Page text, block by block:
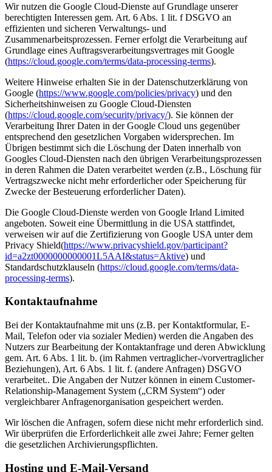
Wir nutzen die Google Cloud-Dienste auf Grundlage unserer
berechtigten Interessen gem. Art. 6 Abs. 1 lit. f DSGVO an
effizienten und sicheren Verwaltungs- und
Zusammenarbeitsprozessen. Ferner erfolgt die Verarbeitung auf
Grundlage eines Auftragsverarbeitungsvertrages mit Google
(https://cloud.google.com/terms/data-processing-terms).
Weitere Hinweise erhalten Sie in der Datenschutzerklärung von
Google (https://www.google.com/policies/privacy) und den
Sicherheitshinweisen zu Google Cloud-Diensten
(https://cloud.google.com/security/privacy/). Sie können der
Verarbeitung Ihrer Daten in der Google Cloud uns gegenüber
entsprechend den gesetzlichen Vorgaben widersprechen. Im
Übrigen bestimmt sich die Löschung der Daten innerhalb von
Googles Cloud-Diensten nach den übrigen Verarbeitungsprozessen
in deren Rahmen die Daten verarbeitet werden (z.B., Löschung für
Vertragszwecke nicht mehr erforderlicher oder Speicherung für
Zwecke der Besteuerung erforderlicher Daten).
Die Google Cloud-Dienste werden von Google Irland Limited
angeboten. Soweit eine Übermittlung in die USA stattfindet,
verweisen wir auf die Zertifizierung von Google USA unter dem
Privacy Shield(https://www.privacyshield.gov/participant?
id=a2zt0000000000001L5AAI&status=Aktive) und
Standardschutzklauseln (https://cloud.google.com/terms/data-
processing-terms).
Kontaktaufnahme
Bei der Kontaktaufnahme mit uns (z.B. per Kontaktformular, E-
Mail, Telefon oder via sozialer Medien) werden die Angaben des
Nutzers zur Bearbeitung der Kontaktanfrage und deren Abwicklung
gem. Art. 6 Abs. 1 lit. b. (im Rahmen vertraglicher-/vorvertraglicher
Beziehungen), Art. 6 Abs. 1 lit. f. (andere Anfragen) DSGVO
verarbeitet.. Die Angaben der Nutzer können in einem Customer-
Relationship-Management System („CRM System“) oder
vergleichbarer Anfragenorganisation gespeichert werden.
Wir löschen die Anfragen, sofern diese nicht mehr erforderlich sind.
Wir überprüfen die Erforderlichkeit alle zwei Jahre; Ferner gelten
die gesetzlichen Archivierungspflichten.
Hosting und E-Mail-Versand